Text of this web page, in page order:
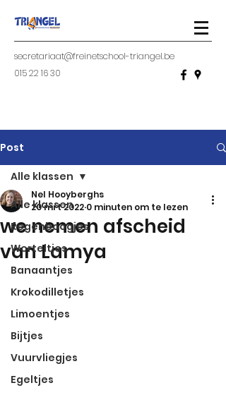
secretariaat@freinetschool-triangel.be
015 22 16 30
Post
Alle klassen
Regenboogjes
Worteltjes
Banaantjes
Krokodilletjes
Limoentjes
Bijtjes
Vuurvliegjes
Egeltjes
Alle klassen
we nemen afscheid
van Lamya
Nel Hooyberghs
20 mrt 2022 0 minuten om te lezen